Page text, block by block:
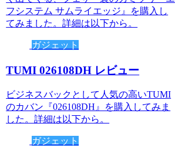
フシステム サムライエッジ』を購入し
てみました。詳細は以下から。
ガジェット
TUMI 026108DH レビュー
ビジネスバックとして人気の高いTUMI
のカバン『026108DH』を購入してみま
した。詳細は以下から。
ガジェット